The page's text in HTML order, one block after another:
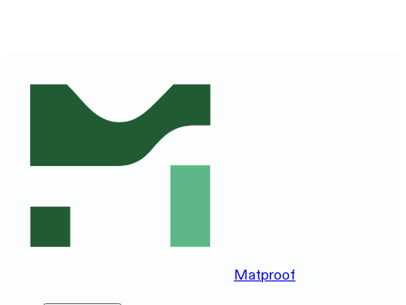
Matproof